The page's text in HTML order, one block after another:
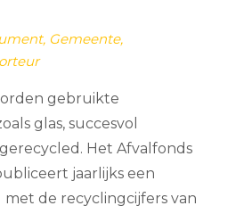
, Gemeente,
gebruikte
glas, succesvol
Het Afvalfonds
jaarlijks een
met de recyclingcijfers van